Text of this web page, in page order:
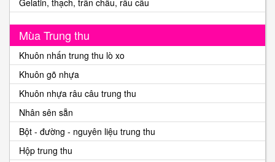
Mùa Trung thu
Khuôn nhấn trung thu lò xo
Khuôn gõ nhựa
Khuôn nhựa râu câu trung thu
Nhân sên sẵn
Bột - đường - nguyên liệu trung thu
Hộp trung thu